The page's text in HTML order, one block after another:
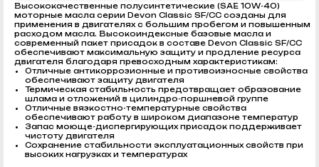
Высококачественные полусинтетические (SAE 10W-40)
моторные масла серии Devon Classic SF/CC созданы для
применения в двигателях с большим пробегом и повышенным
расходом масла. Высокоиндексные базовые масла и
современный пакет присадок в составе Devon Classic SF/CC
обеспечивают максимальную защиту и продление ресурса
двигателя благодаря превосходным характеристикам:
Отличные антикоррозионные и противоизносные свойства
обеспечивают защиту двигателя
Термическая стабильность предотвращает образование
шлама и отложений в цилиндро-поршневой группе
Отличные вязкостно-температурные свойства
обеспечивают работу в широком диапазоне температур
Запас моюще-диспергирующих присадок поддерживает
чистоту двигателя
Сохранение стабильности эксплуатационных свойств при
высоких нагрузках и температурах